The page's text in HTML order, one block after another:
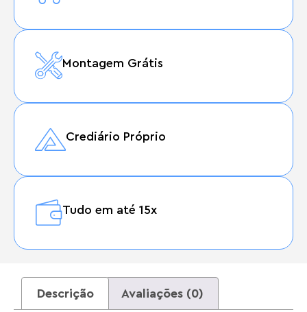
Montagem Grátis
Crediário Próprio
Tudo em até 15x
Descrição Avaliações (0)